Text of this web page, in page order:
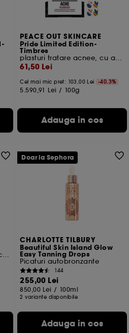
PEACE OUT SKINCARE
Pride Limited Edition-
Timbres
plasturi tratare acnee, cu acid salicilic
61,50 Lei
Cel mai mic pret: 103,00 Lei -40.3%
5.590,91 Lei / 100g
Adauga in cos
Ser hidratant de stralucire cu AHA/BHA
CHARLOTTE TILBURY
Beautiful Skin Island Glow
Easy Tanning Drops
Picaturi autobronzante
144
255,00 Lei
850,00 Lei / 100ml
2 variante disponibile
Adauga in cos
Doar la Sephora